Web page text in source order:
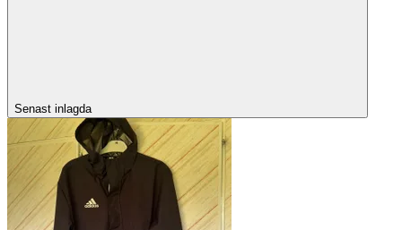
Senast inlagda